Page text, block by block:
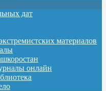
дат
материалов
онлайн